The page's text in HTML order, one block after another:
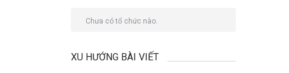
Chưa có tổ chức nào.
XU HƯỚNG BÀI VIẾT